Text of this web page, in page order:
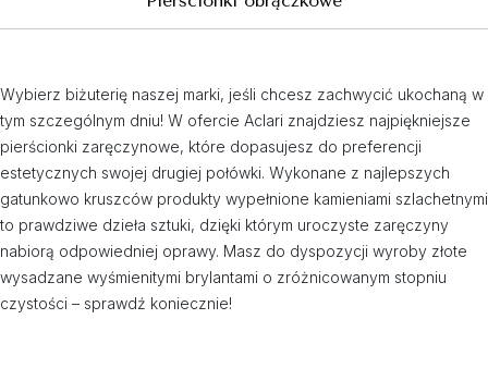
Wybierz biżuterię naszej marki, jeśli chcesz zachwycić ukochaną w
tym szczególnym dniu! W ofercie Aclari znajdziesz najpiękniejsze
pierścionki zaręczynowe, które dopasujesz do preferencji
estetycznych swojej drugiej połówki. Wykonane z najlepszych
gatunkowo kruszców produkty wypełnione kamieniami szlachetnymi
to prawdziwe dzieła sztuki, dzięki którym uroczyste zaręczyny
nabiorą odpowiedniej oprawy. Masz do dyspozycji wyroby złote
wysadzane wyśmienitymi brylantami o zróżnicowanym stopniu
czystości – sprawdź koniecznie!